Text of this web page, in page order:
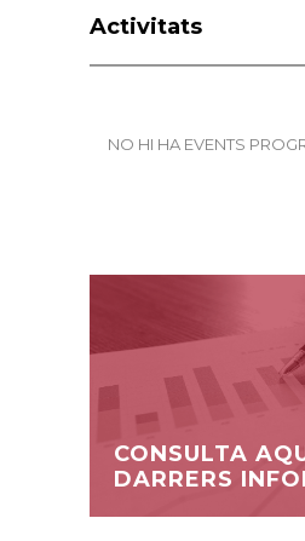
Activitats
NO HI HA EVENTS
CONSULTA
DARRERS